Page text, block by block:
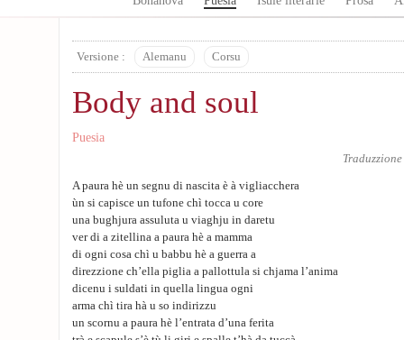
Versione : Alemanu Corsu
Body and soul
Puesia
A paura hè un segnu di nascita è à vigliacchera
ùn si capisce un tufone chì tocca u core
una bughjura assuluta u viaghju in daretu
ver di a zitellina a paura hè a mamma
di ogni cosa chì u babbu hè a guerra a
direzzione ch’ella piglia a pallottula si chjama l’anima
dicenu i suldati in quella lingua ogni
arma chì tira hà u so indirizzu
un scornu a paura hè l’entrata d’una ferita